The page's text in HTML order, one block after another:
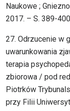
Naukowe ;
2017. – S. 389-400
27. Odrzucenie w
uwarunkowania
terapia
zbiorowa / pod
Piotrków
przy Filii